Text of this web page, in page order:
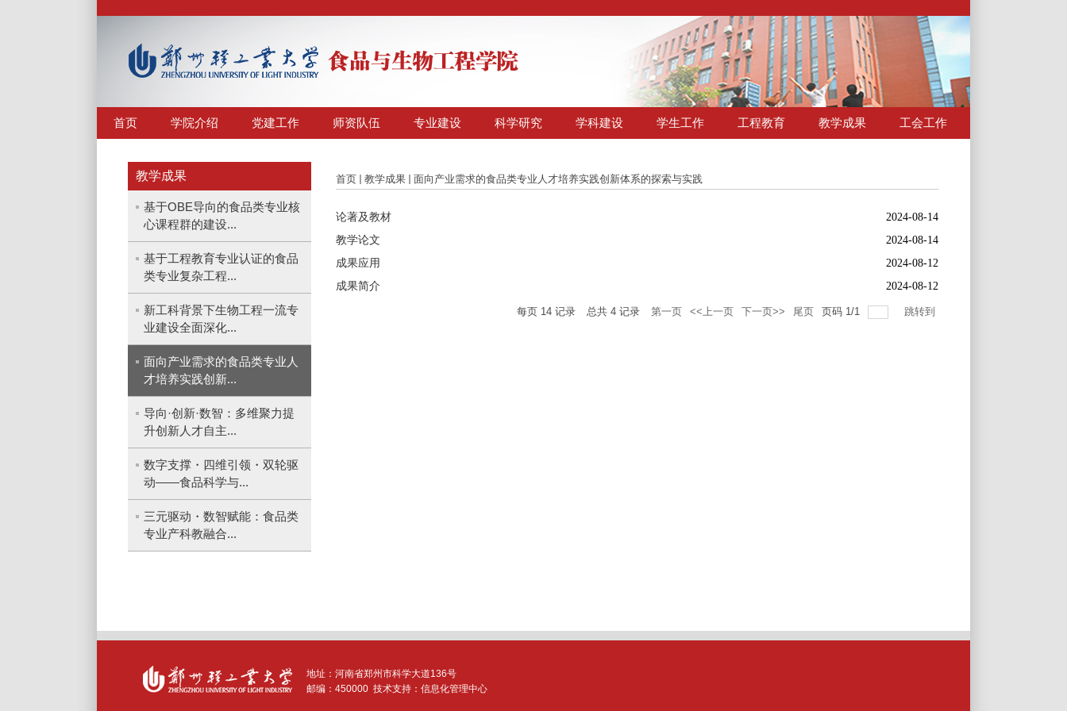
首页 学院介绍 党建工作 师资队伍 专业建设 科学研究 学科建设 学生工作 工程教育 教学成果 工会工作
教学成果
基于OBE导向的食品类专业核
心课程群的建设...
基于工程教育专业认证的食品
类专业复杂工程...
新工科背景下生物工程一流专
业建设全面深化...
面向产业需求的食品类专业人
才培养实践创新...
导向·创新·数智：多维聚力提
升创新人才自主...
数字支撑・四维引领・双轮驱
动——食品科学与...
三元驱动・数智赋能：食品类
专业产科教融合...
首页 教学成果 面向产业需求的食品类专业人才培养实践创新体系的探索与实践
论著及教材
2024-08-14
教学论文
2024-08-14
成果应用
2024-08-12
成果简介
2024-08-12
每页 14 记录 总共 4 记录 第一页 <<上一页 下一页>> 尾页 页码 1/1 跳转到
地址：河南省郑州市科学大道136号
邮编： 450000 技术支持：信息化管理中心